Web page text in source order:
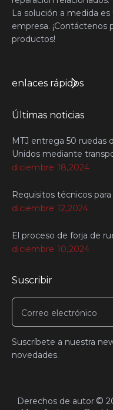
La solución a medida
empresa. ¡Contáctenos
productos!
enlaces rápidos
Últimas noticias
MTJ entrega 50 ruedas
Unidos mediante
diciembre 18,2024
Requisitos técnicos
diciembre 12,2024
El proceso de forja de
diciembre 10,2024
Suscribir
Suscríbete a nuestra
novedades.
​Derechos de autor©